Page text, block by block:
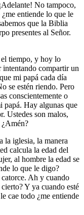
No tampoco,
entiende lo que le
que la Biblia
presentes al Señor.
tiempo, y hoy lo
compartir un
mi papá cada día
se estén riendo. Pero
conscientemente o
papá. Hay algunas que
Ustedes son malos,
¿Amén?
la iglesia, la manera
calcula la edad del
al hombre la edad se
lo que le digo?
Ah y cuando
Y ya cuando esté
cae todo ¿me entiende